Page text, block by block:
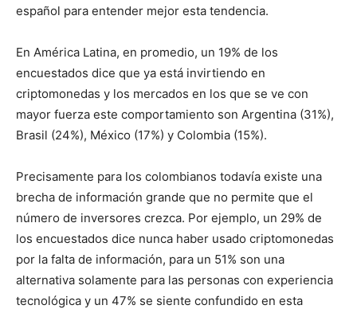
español para entender mejor esta tendencia.
En América Latina, en promedio, un 19% de los
encuestados dice que ya está invirtiendo en
criptomonedas y los mercados en los que se ve con
mayor fuerza este comportamiento son Argentina (31%),
Brasil (24%), México (17%) y Colombia (15%).
Precisamente para los colombianos todavía existe una
brecha de información grande que no permite que el
número de inversores crezca. Por ejemplo, un 29% de
los encuestados dice nunca haber usado criptomonedas
por la falta de información, para un 51% son una
alternativa solamente para las personas con experiencia
tecnológica y un 47% se siente confundido en esta